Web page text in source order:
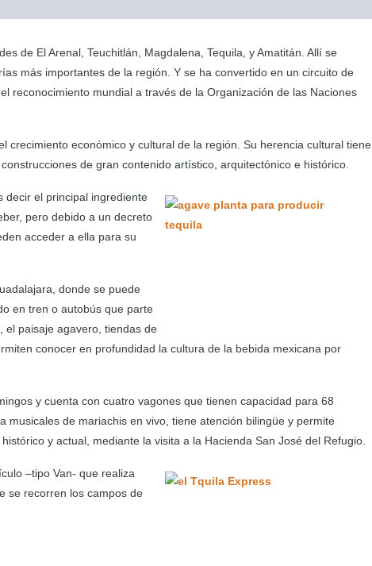
de El Arenal, Teuchitlán, Magdalena, Tequila, y Amatitán. Allí se
más importantes de la región. Y se ha convertido en un circuito de
reconocimiento mundial a través de la Organización de las Naciones
económico y cultural de la región. Su herencia cultural tiene
de gran contenido artístico, arquitectónico e histórico.
decir el principal ingrediente
pero debido a un decreto
acceder a ella para su
donde se puede
en tren o autobús que parte
el paisaje agavero, tiendas de
conocer en profundidad la cultura de la bebida mexicana por
y cuenta con cuatro vagones que tienen capacidad para 68
de mariachis en vivo, tiene atención bilingüe y permite
y actual, mediante la visita a la Hacienda San José del Refugio.
–tipo Van- que realiza
se recorren los campos de